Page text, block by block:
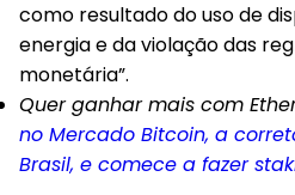
como resultado do uso de
energia e da violação das
monetária”.
Quer ganhar mais com
no Mercado Bitcoin, a
Brasil, e comece a fazer